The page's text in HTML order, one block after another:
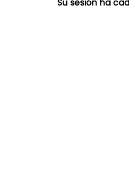
Su sesión ha